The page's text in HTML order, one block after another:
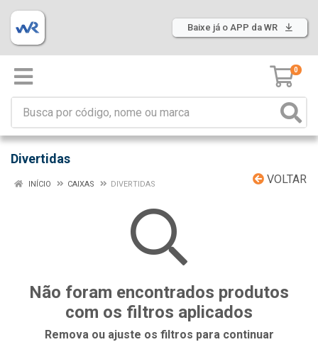
Baixe já o APP da WR
0
Divertidas
VOLTAR
INÍCIO CAIXAS DIVERTIDAS
Não foram encontrados produtos
com os filtros aplicados
Remova ou ajuste os filtros para continuar